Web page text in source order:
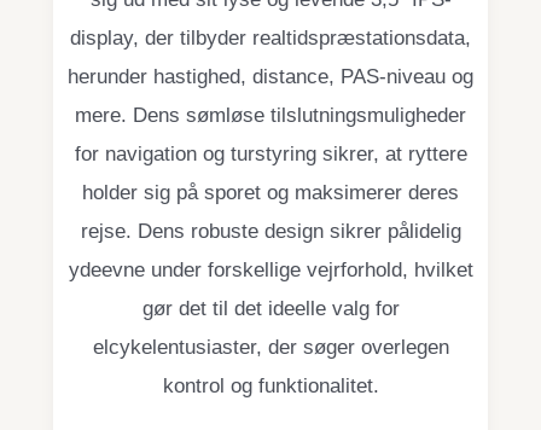
display, der tilbyder realtidspræstationsdata,
herunder hastighed, distance, PAS-niveau og
mere. Dens sømløse tilslutningsmuligheder
for navigation og turstyring sikrer, at ryttere
holder sig på sporet og maksimerer deres
rejse. Dens robuste design sikrer pålidelig
ydeevne under forskellige vejrforhold, hvilket
gør det til det ideelle valg for
elcykelentusiaster, der søger overlegen
kontrol og funktionalitet.